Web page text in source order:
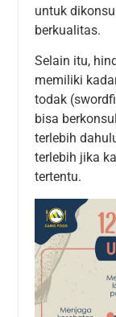
untuk
berkualitas.
Selain itu,
memiliki
todak
bisa
terlebih
terlebih jika
tertentu.